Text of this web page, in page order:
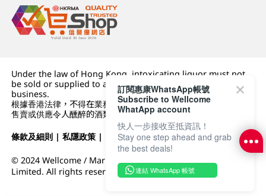
Under the law of Hong Kong, intoxicating liquor must not
be sold or supplied to a minor (under 18) in the course of
business.
根據香港法律，不得在業務過程中，向未成年人 (18 歲以下人士)
售賣或供應令人醺醉的酒類。
條款及細則 |私隱政策 | DFI零售集團
© 2024 Wellcome / Market Place. The Dairy Farm Company
Limited. All rights reserved.
訂閱惠康WhatsApp帳號
Subscribe to Wellcome
WhatApp account
快人一步接收至抵資訊！
Stay one step ahead and grab
the best deals!
連結 WhatsApp 帳號